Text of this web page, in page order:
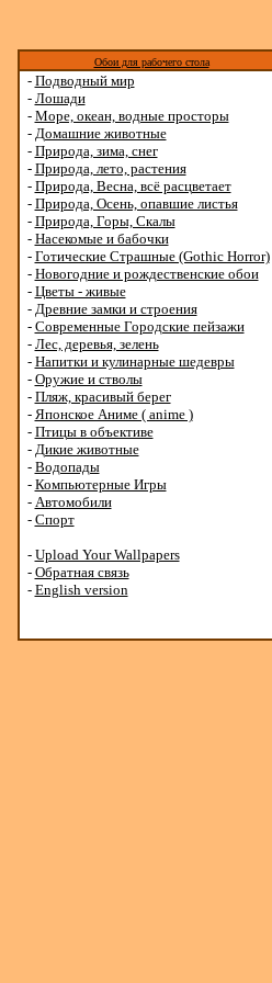
Обои для рабочего стола
- Подводный мир
- Лошади
- Море, океан, водные просторы
- Домашние животные
- Природа, зима, снег
- Природа, лето, растения
- Природа, Весна, всё расцветает
- Природа, Осень, опавшие листья
- Природа, Горы, Скалы
- Насекомые и бабочки
- Готические Страшные (Gothic Horror)
- Новогодние и рождественские обои
- Цветы - живые
- Древние замки и строения
- Современные Городские пейзажи
- Лес, деревья, зелень
- Напитки и кулинарные шедевры
- Оружие и стволы
- Пляж, красивый берег
- Японское Аниме ( anime )
- Птицы в объективе
- Дикие животные
- Водопады
- Компьютерные Игры
- Автомобили
- Спорт
- Upload Your Wallpapers
- Обратная связь
- English version